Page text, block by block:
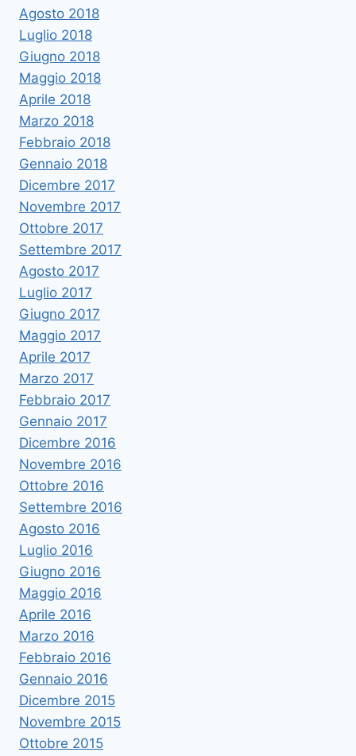
Agosto 2018
Luglio 2018
Giugno 2018
Maggio 2018
Aprile 2018
Marzo 2018
Febbraio 2018
Gennaio 2018
Dicembre 2017
Novembre 2017
Ottobre 2017
Settembre 2017
Agosto 2017
Luglio 2017
Giugno 2017
Maggio 2017
Aprile 2017
Marzo 2017
Febbraio 2017
Gennaio 2017
Dicembre 2016
Novembre 2016
Ottobre 2016
Settembre 2016
Agosto 2016
Luglio 2016
Giugno 2016
Maggio 2016
Aprile 2016
Marzo 2016
Febbraio 2016
Gennaio 2016
Dicembre 2015
Novembre 2015
Ottobre 2015